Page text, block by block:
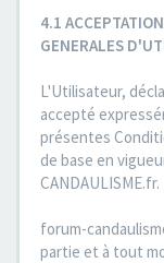
4.1
GENERALES
L'Utilisateur,
accepté
présentes
de base en
CANDAULISME.fr.
forum-
partie et à tout